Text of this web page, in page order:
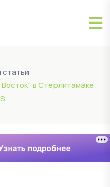
в Стерлитамаке